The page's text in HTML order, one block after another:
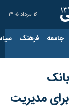
۱۶ مرداد ۱۴۰۵
جامعه فرهنگ
مدیریت